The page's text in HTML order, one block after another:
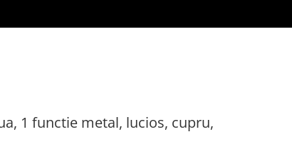
1 functie metal, lucios, cupru,